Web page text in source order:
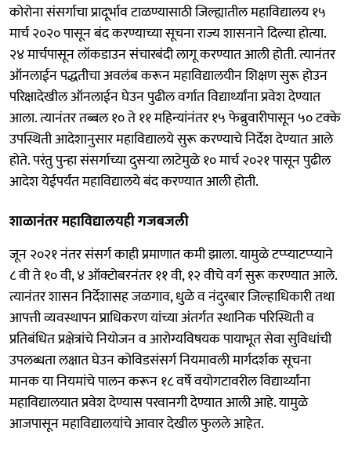
कोरोना संसर्गाचा प्रादूर्भाव टाळण्यासाठी जिल्ह्यातील महाविद्यालय १५
मार्च २०२० पासून बंद करण्याच्या सूचना राज्य शासनाने दिल्या होत्या.
२४ मार्चपासून लॉकडाउन संचारबंदी लागू करण्यात आली होती. त्यानंतर
ऑनलाईन पद्धतीचा अवलंब करून महाविद्यालयीन शिक्षण सुरू होउन
परिक्षादेखील ऑनलाईन घेउन पुढील वर्गात विद्यार्थ्यांना प्रवेश देण्यात
आला. त्यानंतर तब्बल १० ते ११ महिन्यांनंतर १५ फेब्रुवारीपासून ५० टक्के
उपस्थिती आदेशानुसार महाविद्यालये सुरू करण्याचे निर्देश देण्यात आले
होते. परंतु पुन्हा संसर्गाच्या दुसऱ्या लाटेमुळे १० मार्च २०२१ पासून पुढील
आदेश येईपर्यंत महाविद्यालये बंद करण्यात आली होती.
शाळानंतर महाविद्यालयही गजबजली
जून २०२१ नंतर संसर्ग काही प्रमाणात कमी झाला. यामुळे टप्प्याटप्प्याने
८ वी ते १० वी, ४ ऑक्टोबरनंतर ११ वी, १२ वीचे वर्ग सुरू करण्यात आले.
त्यानंतर शासन निर्देशासह जळगाव, धुळे व नंदुरबार जिल्हाधिकारी तथा
आपत्ती व्यवस्थापन प्राधिकरण यांच्या अंतर्गत स्थानिक परिस्थिती व
प्रतिबंधित प्रक्षेत्रांचे नियोजन व आरोग्यविषयक पायाभूत सेवा सुविधांची
उपलब्धता लक्षात घेउन कोविडसंसर्ग नियमावली मार्गदर्शक सूचना
मानक या नियमांचे पालन करून १८ वर्षे वयोगटावरील विद्यार्थ्यांना
महाविद्यालयात प्रवेश देण्यास परवानगी देण्यात आली आहे. यामुळे
आजपासून महाविद्यालयांचे आवार देखील फुलले आहेत.